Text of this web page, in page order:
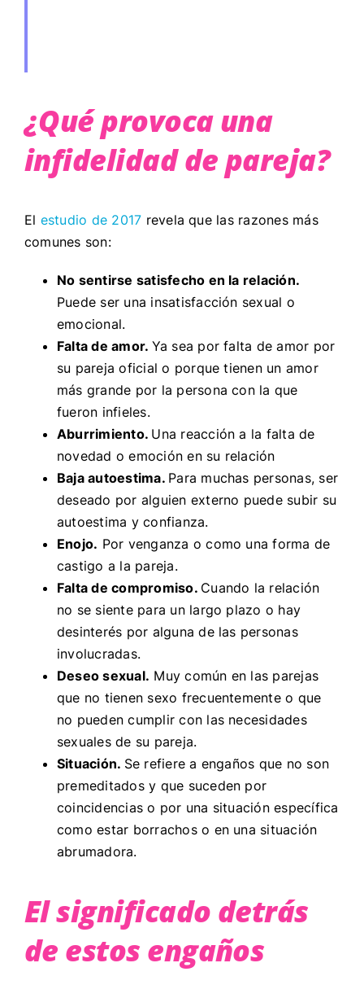
¿Qué provoca una
infidelidad de pareja?
El estudio de 2017 revela que las razones más
comunes son:
No sentirse satisfecho en la relación.
Puede ser una insatisfacción sexual o
emocional.
Falta de amor. Ya sea por falta de amor por
su pareja oficial o porque tienen un amor
más grande por la persona con la que
fueron infieles.
Aburrimiento. Una reacción a la falta de
novedad o emoción en su relación
Baja autoestima. Para muchas personas, ser
deseado por alguien externo puede subir su
autoestima y confianza.
Enojo. Por venganza o como una forma de
castigo a la pareja.
Falta de compromiso. Cuando la relación
no se siente para un largo plazo o hay
desinterés por alguna de las personas
involucradas.
Deseo sexual. Muy común en las parejas
que no tienen sexo frecuentemente o que
no pueden cumplir con las necesidades
sexuales de su pareja.
Situación. Se refiere a engaños que no son
premeditados y que suceden por
coincidencias o por una situación específica
como estar borrachos o en una situación
abrumadora.
El significado detrás
de estos engaños